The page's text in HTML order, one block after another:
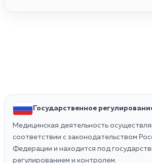
Государственное
Медицинская деятельность
соответствии с законодательством
Федерации и находится под
регулированием и контролем.